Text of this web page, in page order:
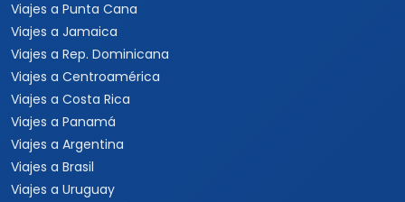
Viajes a Punta Cana
Viajes a Jamaica
Viajes a Rep. Dominicana
Viajes a Centroamérica
Viajes a Costa Rica
Viajes a Panamá
Viajes a Argentina
Viajes a Brasil
Viajes a Uruguay